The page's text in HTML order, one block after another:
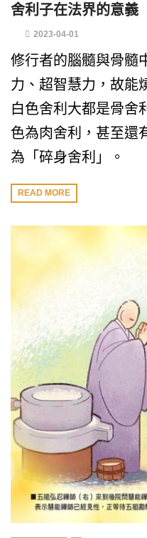
舍利子在法界的意義
2023-04-01
修行者的腦髓與骨髓
力、超智慧力，故能
白色舍利大都是骨舍
色為肉舍利，甚至還
為「碎身舍利」。
READ MORE